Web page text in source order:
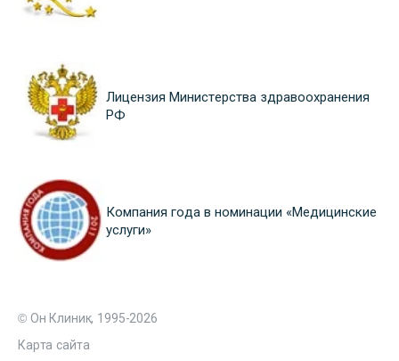
Лицензия Министерства здравоохранения
РФ
Компания года в номинации «Медицинские
услуги»
© Он Клиник, 1995-2026
Карта сайта